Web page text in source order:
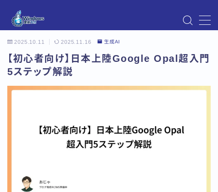
Instagram
Windows Updateの不具合・エラー対処法まとめ
【Windows11対応】
アクセス
トップページ
プライバシーポリシー
有料記事の決済完了ページ
2025.10.11 2025.11.16 生成AI
【初心者向け】日本上陸Google Opal超入門
5ステップ解説